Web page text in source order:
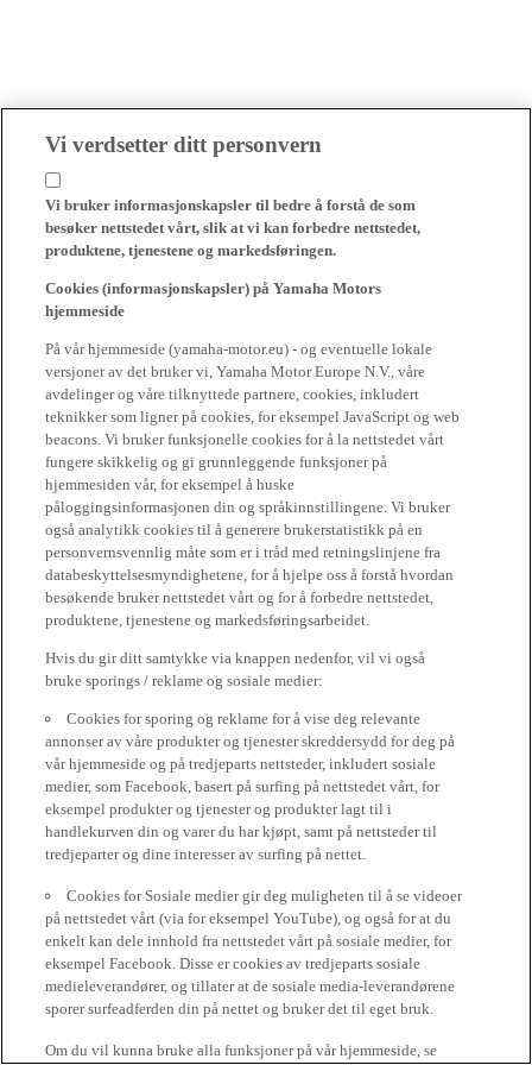
Vi verdsetter ditt personvern
Vi bruker informasjonskapsler til bedre å forstå de som
besøker nettstedet vårt, slik at vi kan forbedre nettstedet,
produktene, tjenestene og markedsføringen.
Cookies (informasjonskapsler) på Yamaha Motors
hjemmeside
På vår hjemmeside (yamaha-motor.eu) - og eventuelle lokale
versjoner av det bruker vi, Yamaha Motor Europe N.V., våre
avdelinger og våre tilknyttede partnere, cookies, inkludert
teknikker som ligner på cookies, for eksempel JavaScript og web
beacons. Vi bruker funksjonelle cookies for å la nettstedet vårt
fungere skikkelig og gi grunnleggende funksjoner på
hjemmesiden vår, for eksempel å huske
påloggingsinformasjonen din og språkinnstillingene. Vi bruker
også analytikk cookies til å generere brukerstatistikk på en
personvernsvennlig måte som er i tråd med retningslinjene fra
databeskyttelsesmyndighetene, for å hjelpe oss å forstå hvordan
besøkende bruker nettstedet vårt og for å forbedre nettstedet,
produktene, tjenestene og markedsføringsarbeidet.
Hvis du gir ditt samtykke via knappen nedenfor, vil vi også
bruke sporings / reklame og sosiale medier:
Cookies for sporing og reklame for å vise deg relevante
annonser av våre produkter og tjenester skreddersydd for deg på
vår hjemmeside og på tredjeparts nettsteder, inkludert sosiale
medier, som Facebook, basert på surfing på nettstedet vårt, for
eksempel produkter og tjenester og produkter lagt til i
handlekurven din og varer du har kjøpt, samt på nettsteder til
tredjeparter og dine interesser av surfing på nettet.
Cookies for Sosiale medier gir deg muligheten til å se videoer
på nettstedet vårt (via for eksempel YouTube), og også for at du
enkelt kan dele innhold fra nettstedet vårt på sosiale medier, for
eksempel Facebook. Disse er cookies av tredjeparts sosiale
medieleverandører, og tillater at de sosiale media-leverandørene
sporer surfeadferden din på nettet og bruker det til eget bruk.
Om du vil kunna bruke alla funksjoner på vår hjemmeside, se